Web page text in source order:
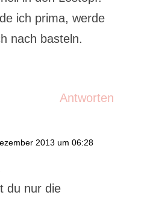
ich prima, werde
nach basteln.
Antworten
2013 um 06:28
du nur die